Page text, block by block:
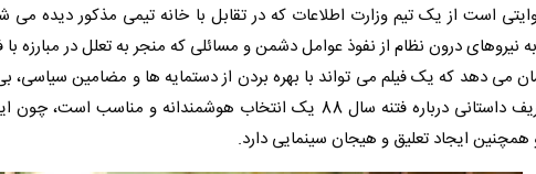
است از یک تیم وزارت اطلاعات که در تقابل با خانه تیمی مذکور دیده
نیروهای درون نظام از نفوذ عوامل دشمن و مسائلی که منجر به تعلل در مبارزه
می دهد که یک فیلم می تواند با بهره بردن از دستمایه ها و مضامین سیاسی،
ژانر معمایی برای تعریف داستانی درباره فتنه سال 88 یک انتخاب
ایجاد تعلیق و هیجان سینمایی دارد.